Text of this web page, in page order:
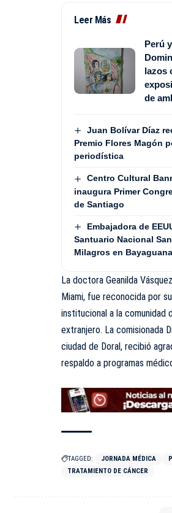
Leer Más
Perú
lazos
de
Juan Bolívar Díaz
Premio Flores Magón
periodística
Centro Cultural
inaugura Primer
de Santiago
Embajadora de
Santuario Nacional
Milagros en Bayaguana
La doctora Geanilda
Miami, fue reconocida por
institucional a la comunidad
extranjero. La comisionada
ciudad de Doral, recibió
respaldo a programas
TAGGED: JORNADA MÉDICA
TRATAMIENTO DE CÁNCER